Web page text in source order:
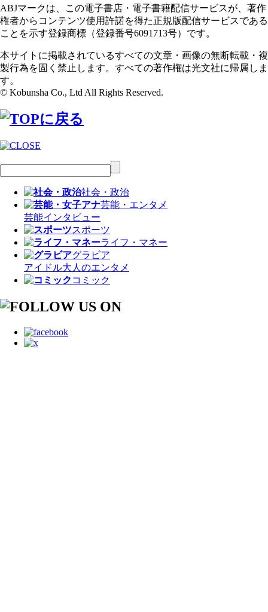
ABJマークは、この電子書店・電子書籍配信サービスが、著作
権者からコンテンツ使用許諾を得た正規版配信サービスである
ことを示す登録商標（登録番号6091713号）です。
本サイトに掲載されているすべての文章・画像の無断転載・複
製行為を固く禁止します。すべての著作権は光文社に帰属しま
す。
© Kobunsha Co., Ltd All Rights Reserved.
社会・政治
芸能・エンタメ
芸能インタビュー
スポーツ
ライフ・マネー
グラビア
アイドル大人のエンタメ
コミック